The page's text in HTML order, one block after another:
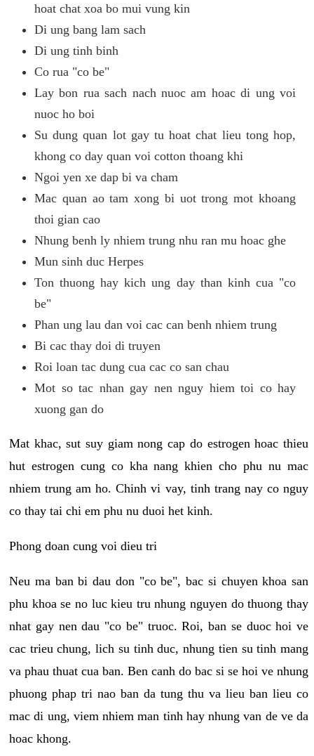
hoat chat xoa bo mui vung kin
Di ung bang lam sach
Di ung tinh binh
Co rua "co be"
Lay bon rua sach nach nuoc am hoac di ung voi
nuoc ho boi
Su dung quan lot gay tu hoat chat lieu tong hop,
khong co day quan voi cotton thoang khi
Ngoi yen xe dap bi va cham
Mac quan ao tam xong bi uot trong mot khoang
thoi gian cao
Nhung benh ly nhiem trung nhu ran mu hoac ghe
Mun sinh duc Herpes
Ton thuong hay kich ung day than kinh cua "co
be"
Phan ung lau dan voi cac can benh nhiem trung
Bi cac thay doi di truyen
Roi loan tac dung cua cac co san chau
Mot so tac nhan gay nen nguy hiem toi co hay
xuong gan do
Mat khac, sut suy giam nong cap do estrogen hoac thieu
hut estrogen cung co kha nang khien cho phu nu mac
nhiem trung am ho. Chinh vi vay, tinh trang nay co nguy
co thay tai chi em phu nu duoi het kinh.
Phong doan cung voi dieu tri
Neu ma ban bi dau don "co be", bac si chuyen khoa san
phu khoa se no luc kieu tru nhung nguyen do thuong thay
nhat gay nen dau "co be" truoc. Roi, ban se duoc hoi ve
cac trieu chung, lich su tinh duc, nhung tien su tinh mang
va phau thuat cua ban. Ben canh do bac si se hoi ve nhung
phuong phap tri nao ban da tung thu va lieu ban lieu co
mac di ung, viem nhiem man tinh hay nhung van de ve da
hoac khong.